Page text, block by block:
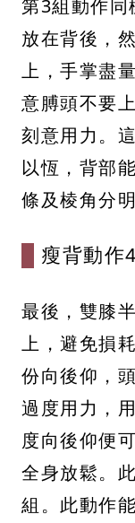
第3組動作同
放在背後，
上，手掌盡
意膊頭不要
刻意用力。
以恆，背部
條及棱角分
瘦背動作
最後，雙膝
上，避免損
份向後仰，
過度用力，
度向後仰便
全身放鬆。
組。此動作